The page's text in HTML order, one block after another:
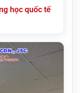
học quốc tế